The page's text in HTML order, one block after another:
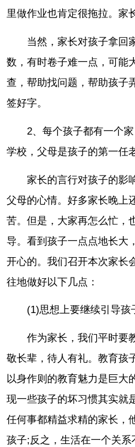
里做作业也肯定很拖拉。家
当然，家长对孩子拿回
数，有时卷子难一点，可能
查，帮助找问题，帮助孩子
签好字。
2、每个孩子都有一个
学校，父母是孩子的第一任
家长的言行对孩子的影
父母的心情。好多家长晚上
苦。但是，大家再怎么忙，
导。看到孩子一点点地长大
开心的。我们召开本次家长
往地做好以下几点：
(1)思想上要继续引导孩
作为家长，我们平时要
敬长辈，待人有礼。教育孩
以身作则的教育魅力是巨大
现一些孩子的坏习惯其实就
任何事都精益求精的家长，
孩子;反之，生活在一个关